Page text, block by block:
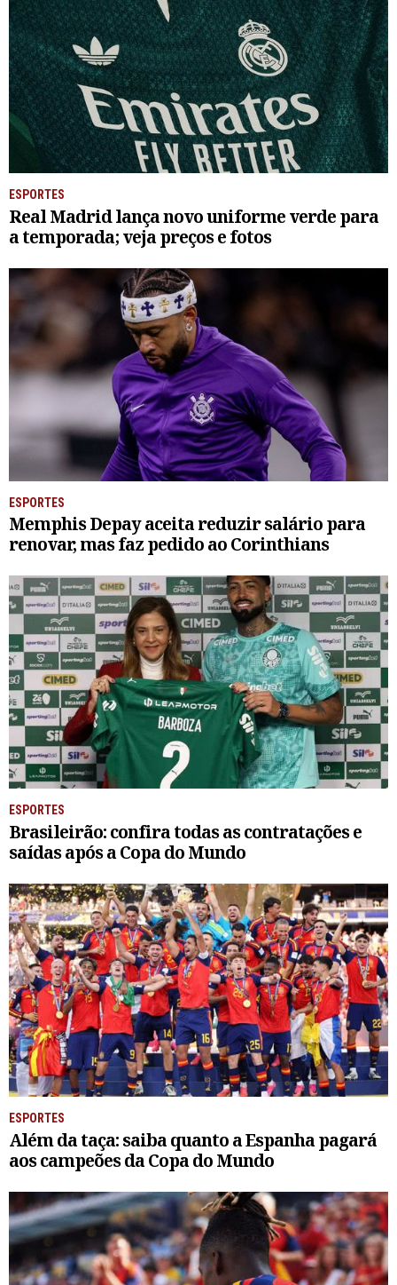
ESPORTES
Real Madrid lança novo uniforme verde para
a temporada; veja preços e fotos
ESPORTES
Memphis Depay aceita reduzir salário para
renovar, mas faz pedido ao Corinthians
ESPORTES
Brasileirão: confira todas as contratações e
saídas após a Copa do Mundo
ESPORTES
Além da taça: saiba quanto a Espanha pagará
aos campeões da Copa do Mundo